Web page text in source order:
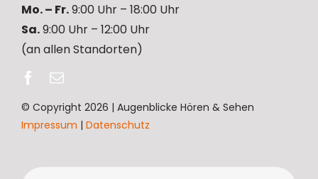
Mo. – Fr.9:00 Uhr – 18:00 Uhr
Sa.9:00 Uhr – 12:00 Uhr
(an allen Standorten)
© Copyright 2026 | Augenblicke Hören & Sehen
Impressum | Datenschutz